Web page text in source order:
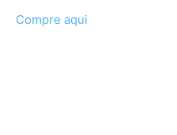
Compre aqui